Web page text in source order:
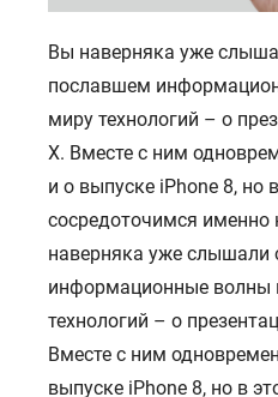
Вы наверняка уже
пославшем
миру технологий – о
X. Вместе с ним
и о выпуске iPhone 8, но
сосредоточимся
наверняка уже слышали
информационные волны
технологий – о
Вместе с ним
выпуске iPhone 8, но в